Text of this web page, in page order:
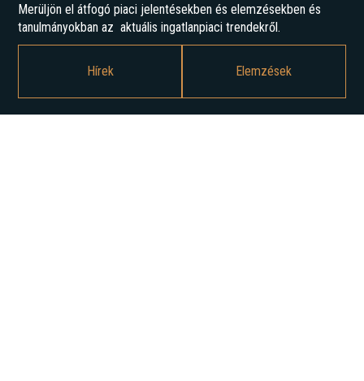
Merüljön el átfogó piaci jelentésekben és elemzésekben és
tanulmányokban az aktuális ingatlanpiaci trendekről.
Hírek Elemzések